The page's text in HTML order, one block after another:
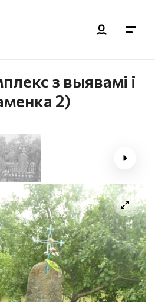
з выявамі і
2)